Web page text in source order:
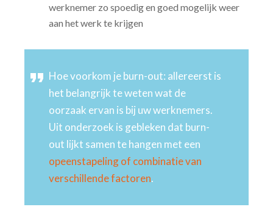
werknemer zo spoedig en goed mogelijk weer
aan het werk te krijgen
Hoe voorkom je burn-out: allereerst is
het belangrijk te weten wat de
oorzaak ervan is bij uw werknemers.
Uit onderzoek is gebleken dat burn-
out lijkt samen te hangen met een
opeenstapeling of combinatie van
verschillende factoren.